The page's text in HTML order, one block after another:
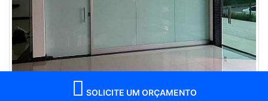
SOLICITE UM ORÇAMENTO